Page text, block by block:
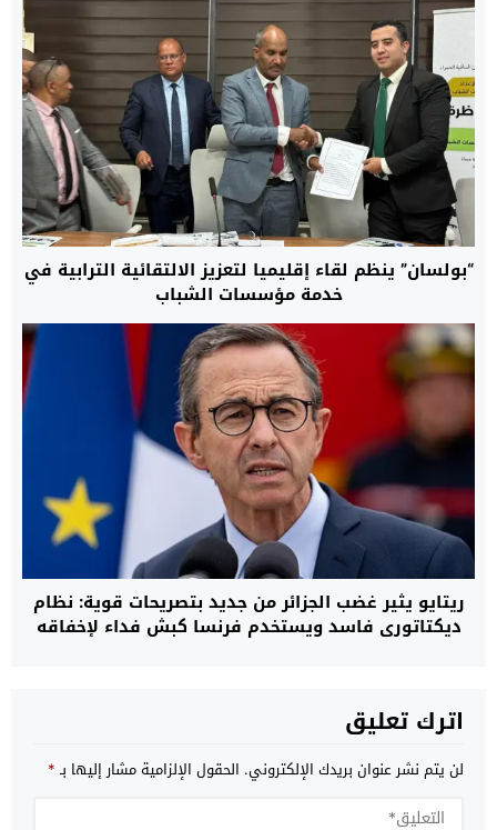
“بولسان” ينظم لقاء إقليميا لتعزيز الالتقائية الترابية في
خدمة مؤسسات الشباب
ريتايو يثير غضب الجزائر من جديد بتصريحات قوية: نظام
ديكتاتوري فاسد ويستخدم فرنسا كبش فداء لإخفاقه
اترك تعليق
لن يتم نشر عنوان بريدك الإلكتروني. الحقول الإلزامية مشار إليها بـ*